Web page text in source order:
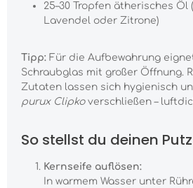
25–30 Tropfen ätherisches Öl
Lavendel oder Zitrone)
Tipp: Für die Aufbewahrung
Schraubglas mit großer Öffnung.
Zutaten lassen sich hygienisch
purux Clipkoverschließen –
So stellst du deinen
Kernseife auflösen:
In warmem Wasser unter